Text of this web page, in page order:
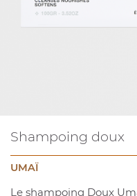
Shampoing doux
UMAÏ
Le shampoing Doux